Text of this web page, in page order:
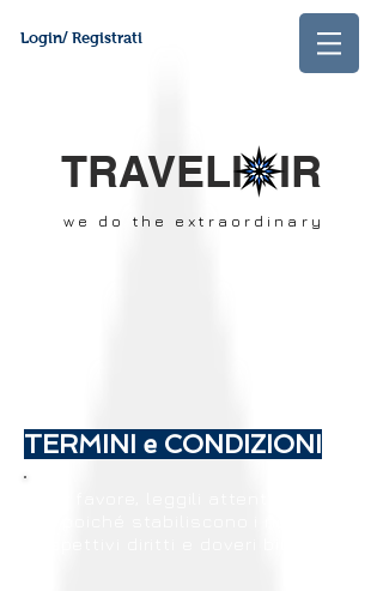
Login/ Registrati
TRAVELI IR
we do the extraordinary
TERMINI e CONDIZIONI